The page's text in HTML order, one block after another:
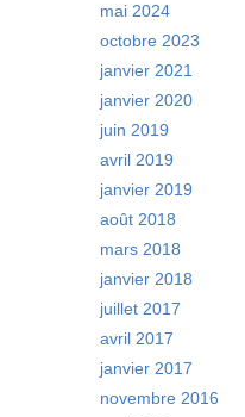
mai 2024
octobre 2023
janvier 2021
janvier 2020
juin 2019
avril 2019
janvier 2019
août 2018
mars 2018
janvier 2018
juillet 2017
avril 2017
janvier 2017
novembre 2016